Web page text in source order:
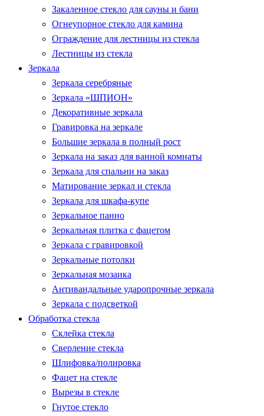
Закаленное стекло для сауны и бани
Огнеупорное стекло для камина
Ограждение для лестницы из стекла
Лестницы из стекла
Зеркала
Зеркала серебряные
Зеркала «ШПИОН»
Декоративные зеркала
Гравировка на зеркале
Большие зеркала в полный рост
Зеркала на заказ для ванной комнаты
Зеркала для спальни на заказ
Матирование зеркал и стекла
Зеркала для шкафа-купе
Зеркальное панно
Зеркальная плитка с фацетом
Зеркала с гравировкой
Зеркальные потолки
Зеркальная мозаика
Антивандальные ударопрочные зеркала
Зеркала с подсветкой
Обработка стекла
Склейка стекла
Сверление стекла
Шлифовка/полировка
Фацет на стекле
Вырезы в стекле
Гнутое стекло